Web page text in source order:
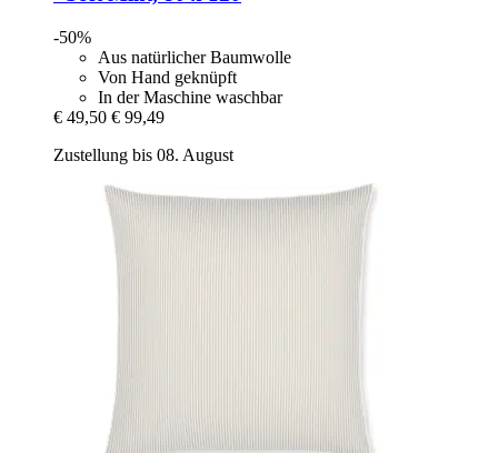
-50%
Aus natürlicher Baumwolle
Von Hand geknüpft
In der Maschine waschbar
€ 49,50 € 99,49
Zustellung bis 08. August